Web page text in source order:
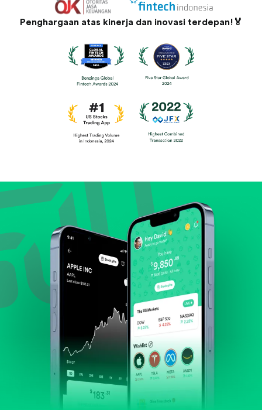
Penghargaan atas kinerja dan inovasi terdepan!🏅